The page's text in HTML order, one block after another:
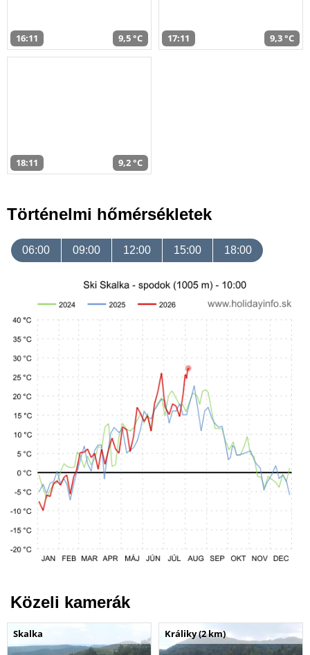
16:11 9,5 °C 17:11 9,3 °C
18:11 9,2 °C
Történelmi hőmérsékletek
06:00 09:00 12:00 15:00 18:00
Közeli kamerák
Skalka Králiky (2 km)